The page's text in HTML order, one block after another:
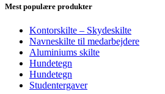
Mest populære produkter
Kontorskilte – Skydeskilte
Navneskilte til medarbejdere
Aluminiums skilte
Hundetegn
Hundetegn
Studentergaver